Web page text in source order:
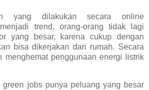
yang dilakukan secara online
trend, orang-orang tidak lagi
yang besar, karena cukup dengan
bisa dikerjakan dari rumah. Secara
menghemat penggunaan energi listrik
green jobs punya peluang yang besar